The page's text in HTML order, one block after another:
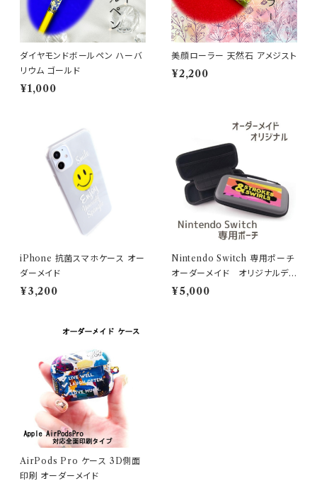
ダイヤモンドボールペン ハーバ
リウム ゴールド
¥1,000
美顔ローラー 天然石 アメジスト
¥2,200
iPhone 抗菌スマホケース オー
ダーメイド
¥3,200
Nintendo Switch 専用ポーチ
オーダーメイド オリジナルデ
ザイン
¥5,000
AirPods Pro ケース 3D側面
印刷 オーダーメイド